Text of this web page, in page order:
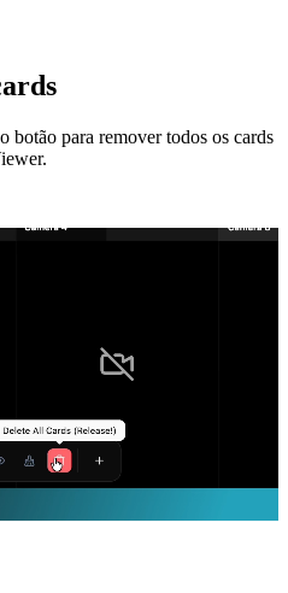
botão para remover todos os cards